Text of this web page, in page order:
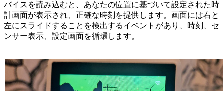
バイスを読み込むと、あなたの位置に基づいて設定された時
計画面が表示され、正確な時刻を提供します。画面には右と
左にスライドすることを検出するイベントがあり、時刻、セ
ンサー表示、設定画面を循環します。